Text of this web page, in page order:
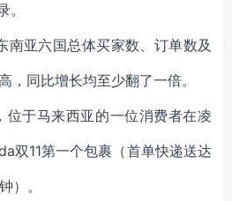
南亚六国总体买家数、订单数及
，同比增长均至少翻了一倍。
位于马来西亚的一位消费者在凌
双11第一个包裹（首单快递送达
）。